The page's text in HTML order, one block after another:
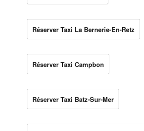
Réserver Taxi La Bernerie-En-Retz
Réserver Taxi Campbon
Réserver Taxi Batz-Sur-Mer